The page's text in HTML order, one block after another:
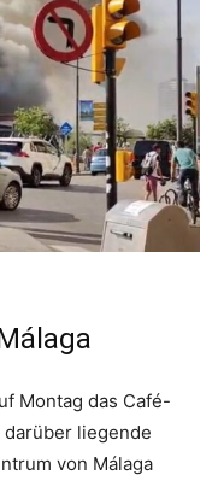
Montag das Café-
darüber liegende
von Málaga